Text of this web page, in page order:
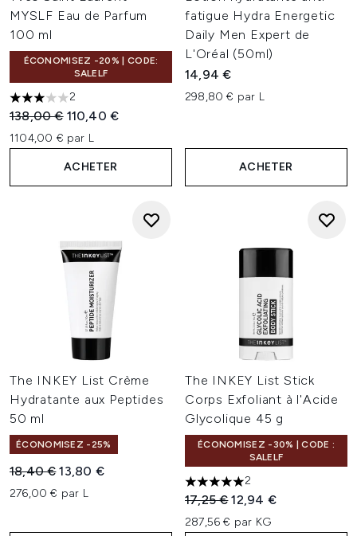
MYSLF Eau de Parfum
100 ml
ÉCONOMISEZ -20% | CODE:
SALELF
3 étoiles sur un maximum de 5
2
Prix de vente :
138,00 € Prix ​​actuel :
110,40 €
1104,00 € par L
ACHETER
fatigue Hydra Energetic
Daily Men Expert de
L'Oréal (50ml)
14,94 €
298,80 € par L
ACHETER
The INKEY List Crème
Hydratante aux Peptides
50 ml
ÉCONOMISEZ -25%
Prix de vente :
18,40 €Prix ​​actuel :
13,80 €
276,00 € par L
The INKEY List Stick
Corps Exfoliant à l'Acide
Glycolique 45 g
ÉCONOMISEZ -30% | CODE :
SALELF
5 étoiles sur un maximum de
2
Prix de vente :
17,25 €Prix ​​actuel :
12,94 €
287,56 € par KG